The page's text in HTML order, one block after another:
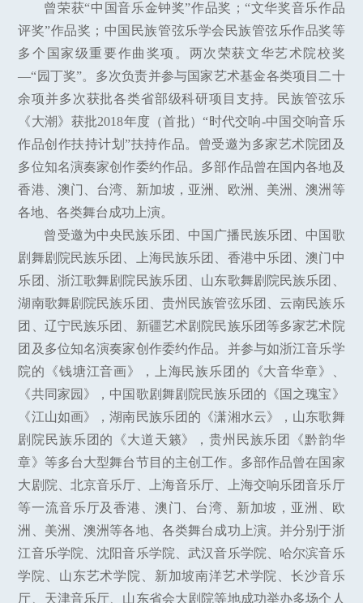
曾荣获“中国音乐金钟奖”作品奖；“文华奖音乐作品
评奖”作品奖；中国民族管弦乐学会民族管弦乐作品奖等
多个国家级重要作曲奖项。两次荣获文华艺术院校奖
—“园丁奖”。多次负责并参与国家艺术基金各类项目二十
余项并多次获批各类省部级科研项目支持。民族管弦乐
《大潮》获批2018年度（首批）“时代交响-中国交响音乐
作品创作扶持计划”扶持作品。曾受邀为多家艺术院团及
多位知名演奏家创作委约作品。多部作品曾在国内各地及
香港、澳门、台湾、新加坡，亚洲、欧洲、美洲、澳洲等
各地、各类舞台成功上演。
曾受邀为中央民族乐团、中国广播民族乐团、中国歌
剧舞剧院民族乐团、上海民族乐团、香港中乐团、澳门中
乐团、浙江歌舞剧院民族乐团、山东歌舞剧院民族乐团、
湖南歌舞剧院民族乐团、贵州民族管弦乐团、云南民族乐
团、辽宁民族乐团、新疆艺术剧院民族乐团等多家艺术院
团及多位知名演奏家创作委约作品。并参与如浙江音乐学
院的《钱塘江音画》，上海民族乐团的《大音华章》、
《共同家园》，中国歌剧舞剧院民族乐团的《国之瑰宝》
《江山如画》，湖南民族乐团的《潇湘水云》，山东歌舞
剧院民族乐团的《大道天籁》，贵州民族乐团《黔韵华
章》等多台大型舞台节目的主创工作。多部作品曾在国家
大剧院、北京音乐厅、上海音乐厅、上海交响乐团音乐厅
等一流音乐厅及香港、澳门、台湾、新加坡，亚洲、欧
洲、美洲、澳洲等各地、各类舞台成功上演。并分别于浙
江音乐学院、沈阳音乐学院、武汉音乐学院、哈尔滨音乐
学院、山东艺术学院、新加坡南洋艺术学院、长沙音乐
厅、天津音乐厅、山东省会大剧院等地成功举办多场个人